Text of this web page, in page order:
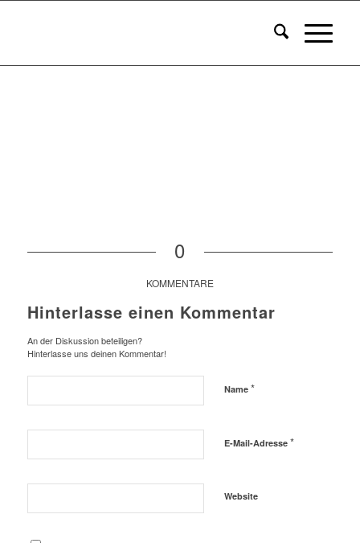
0
KOMMENTARE
Hinterlasse einen Kommentar
An der Diskussion beteiligen?
Hinterlasse uns deinen Kommentar!
Name *
E-Mail-Adresse *
Website